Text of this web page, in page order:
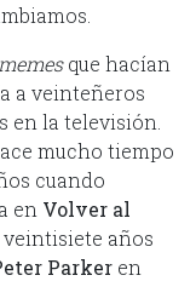
memesque hacían
a veinteñeros
en la televisión.
mucho tiempo
cuando
en Volver al
años
Parker en